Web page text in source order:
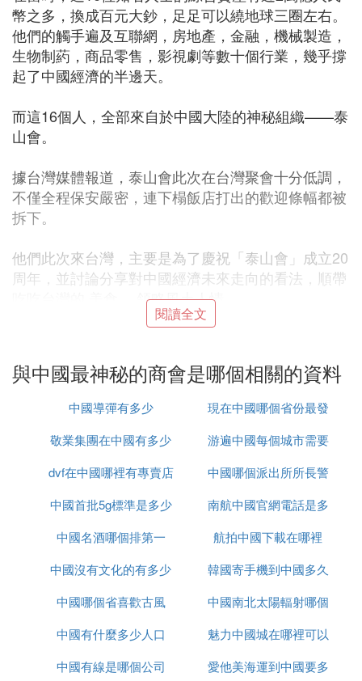
幣之多，換成百元大鈔，足足可以繞地球三圈左右。
他們的觸手遍及互聯網，房地產，金融，機械製造，
生物制葯，商品零售，影視劇等數十個行業，幾乎撐
起了中國經濟的半邊天。
而這16個人，全部來自於中國大陸的神秘組織——泰
山會。
據台灣媒體報道，泰山會此次在台灣聚會十分低調，
不僅全程保安嚴密，連下榻飯店打出的歡迎條幅都被
拆下。
他們此次來台灣，主要是為了慶祝「泰山會」成立20
周年，並討論分享對中國經濟未來走向的看法，順帶
吃吃台灣的 美食 ，領略風土人情。
來。
泰山會最開始是從一個「四人小組」發展起來的。
海成立北京等離子體學會先進技術發展服務部；陳慶
振，1983年成立科海公司，中國電腦買賣第一人；段
集團董事長，中關村元老。
在這4個人當中，最為著名的便是四通集團的董事長
段永基。
段永基從1991年開始擔任四通集團的總裁，在他擔任
總裁的幾十年裡，段永基形成了 「二次創業」、
閱讀全文
與中國最神秘的商會是哪個相關的資料
中國導彈有多少
現在中國哪個省份最發
達
敬業集團在中國有多少
辦事處
游遍中國每個城市需要
多久
dvf在中國哪裡有專賣店
中國哪個派出所所長警
銜最高
中國首批5g標準是多少
南航中國官網電話是多
少錢
中國名酒哪個排第一
航拍中國下載在哪裡
中國沒有文化的有多少
韓國寄手機到中國多久
中國哪個省喜歡古風
中國南北太陽輻射哪個
大
中國有什麼多少人口
魅力中國城在哪裡可以
看
中國有線是哪個公司
愛他美海運到中國要多